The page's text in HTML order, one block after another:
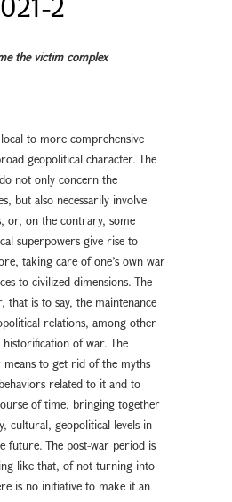
the victim complex
to more comprehensive
geopolitical character. The
not only concern the
but also necessarily involve
or, on the contrary, some
superpowers give rise to
taking care of one’s own war
to civilized dimensions. The
is to say, the maintenance
relations, among other
of war. The
to get rid of the myths
related to it and to
of time, bringing together
cultural, geopolitical levels in
future. The post-war period is
like that, of not turning into
is no initiative to make it an